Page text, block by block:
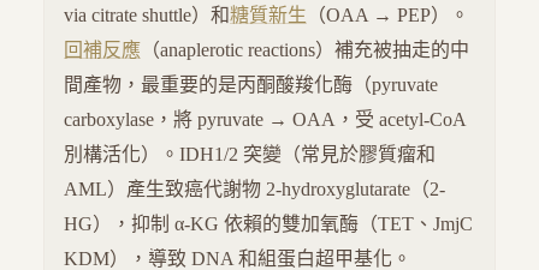
via citrate shuttle）和糖質新生 （OAA → PEP）。
回補反應 （anaplerotic reactions）補充被抽走的中
間產物，最重要的是丙酮酸羧化酶（pyruvate
carboxylase，將 pyruvate → OAA，受 acetyl-CoA
別構活化）。IDH1/2 突變（常見於膠質瘤和
AML）產生致癌代謝物 2-hydroxyglutarate（2-
HG），抑制 α-KG 依賴的雙加氧酶（TET、JmjC
KDM），導致 DNA 和組蛋白超甲基化。